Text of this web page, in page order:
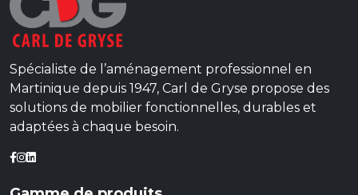
Spécialiste de l’aménagement professionnel en
Martinique depuis 1947, Carl de Gryse propose des
solutions de mobilier fonctionnelles, durables et
adaptées à chaque besoin.